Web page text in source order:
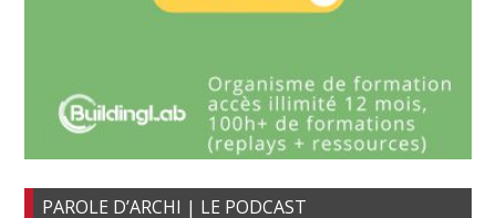
PAROLE D’ARCHI | LE PODCAST